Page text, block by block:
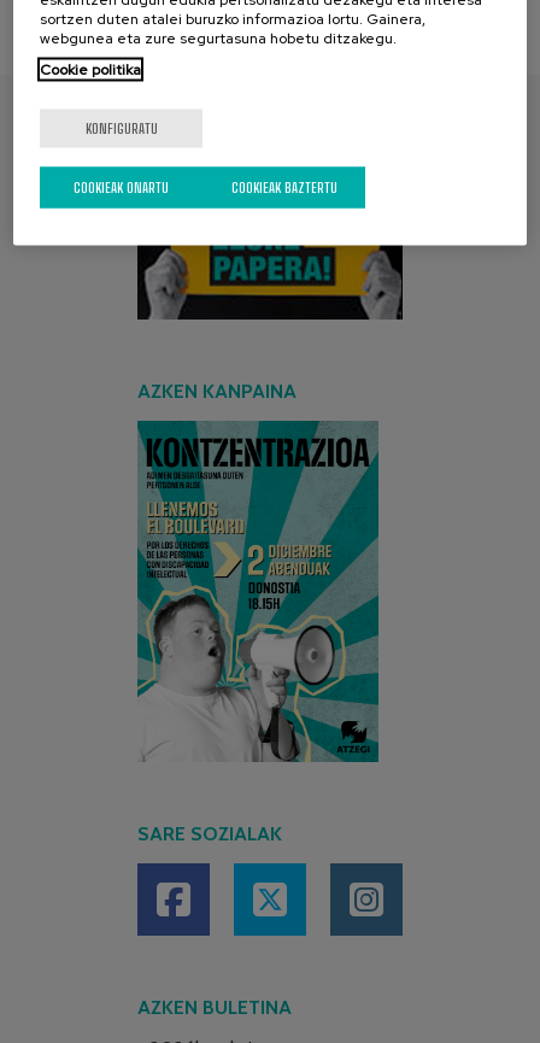
AURKITU ZURE PAPERA
AZKEN KANPAINA
SARE SOZIALAK
AZKEN BULETINA
sortzen duten atalei buruzko informazioa lortu. Gainera,
webgunea eta zure segurtasuna hobetu ditzakegu.
Cookie politika
KONFIGURATU
COOKIEAK BAZTERTU
COOKIEAK ONARTU